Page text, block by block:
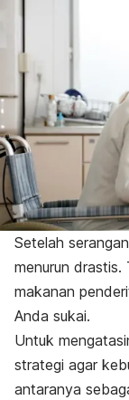
Setelah
menurun drastis.
makanan
Anda sukai.
Untuk
strategi agar
antaranya